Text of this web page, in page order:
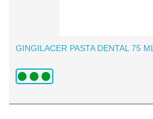
GINGILACER PASTA DENTAL 75 ML